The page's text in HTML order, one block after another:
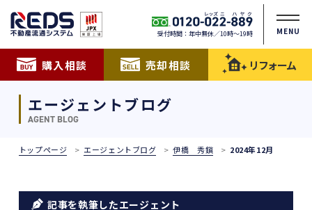
受付時間：年中無休／10時〜19時 MENU
購入相談 売却相談 リフォーム
エージェントブログ
AGENT BLOG
トップページ エージェントブログ 伊橋 秀鎭 2024年12月
記事を執筆したエージェント